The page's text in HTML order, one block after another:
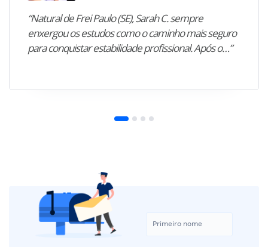
“Natural de Frei Paulo (SE), Sarah C. sempre
enxergou os estudos como o caminho mais seguro
para conquistar estabilidade profissional. Após o…”